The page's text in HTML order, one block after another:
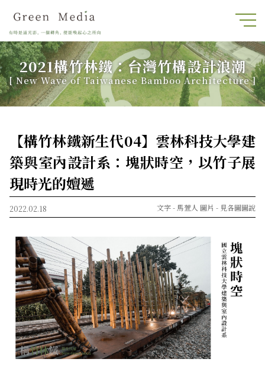
2021構竹林鐵：台灣竹構設計浪潮
[ New Wave of Taiwanese Bamboo Architecture ]
【構竹林鐵新生代04】雲林科技大學建
築與室內設計系：塊狀時空，以竹子展
現時光的嬗遞
2022.02.18 圖片 - 見各圖圖說
文字 - 馬萱人